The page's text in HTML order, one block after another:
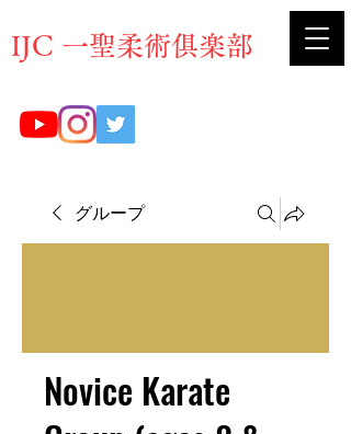
​IJC 一聖柔術俱楽部
グループ
Novice Karate